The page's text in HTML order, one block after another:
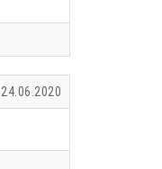
24.06.2020